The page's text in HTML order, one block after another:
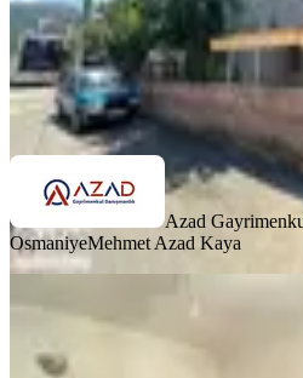
Azad Gayrimenkul Osmaniye
Ara
Azad
OsmaniyeMehmet Azad Kaya
Azad-mimar
(150m2) Açık